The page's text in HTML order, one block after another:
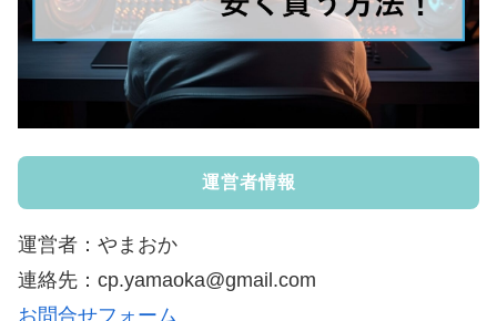
運営者情報
運営者：やまおか
連絡先：cp.yamaoka@gmail.com
お問合せフォーム